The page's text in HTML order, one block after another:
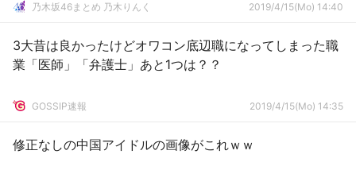
乃木坂46まとめ 乃木りんく 2019/4/15(Mo) 14:40
3大昔は良かったけどオワコン底辺職になってしまった職
業「医師」「弁護士」あと1つは？？
GOSSIP速報 2019/4/15(Mo) 14:35
修正なしの中国アイドルの画像がこれｗｗ